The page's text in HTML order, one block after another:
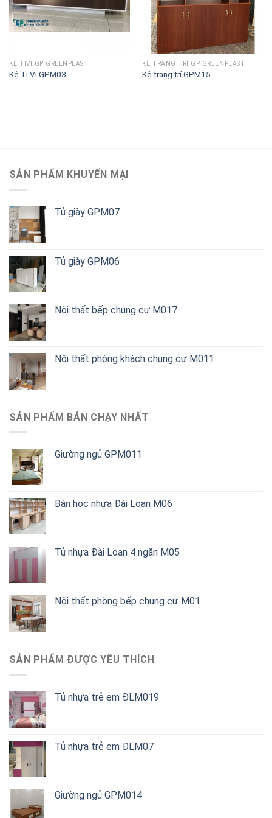
KỆ TIVI GP GREENPLAST
Kệ Ti Vi GPM03
KỆ TRANG TRÍ GP GREENPLAST
Kệ trang trí GPM15
SẢN PHẨM KHUYẾN MẠI
Tủ giày GPM07
Tủ giày GPM06
Nội thất bếp chung cư M017
Nội thất phòng khách chung cư M011
SẢN PHẨM BÁN CHẠY NHẤT
Giường ngủ GPM011
Bàn học nhựa Đài Loan M06
Tủ nhựa Đài Loan 4 ngăn M05
Nội thất phòng bếp chung cư M01
SẢN PHẨM ĐƯỢC YÊU THÍCH
Tủ nhựa trẻ em ĐLM019
Tủ nhựa trẻ em ĐLM07
Giường ngủ GPM014